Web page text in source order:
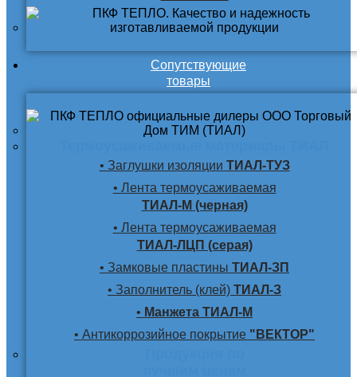
Сопутствующие
товары
• Заглушки изоляции ТИАЛ-ТУЗ
• Лента термоусаживаемая
ТИАЛ-М (черная)
• Лента термоусаживаемая
ТИАЛ-ЛЦП (серая)
• Замковые пластины ТИАЛ-ЗП
• Заполнитель (клей) ТИАЛ-З
• Манжета ТИАЛ-М
• Антикоррозийное покрытие "ВЕКТОР"